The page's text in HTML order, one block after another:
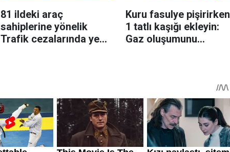
81 ildeki araç
sahiplerine yönelik
Trafik cezalarında yeni
Kuru fasulye pişirirken
1 tatlı kaşığı ekleyin:
Gaz oluşumunu